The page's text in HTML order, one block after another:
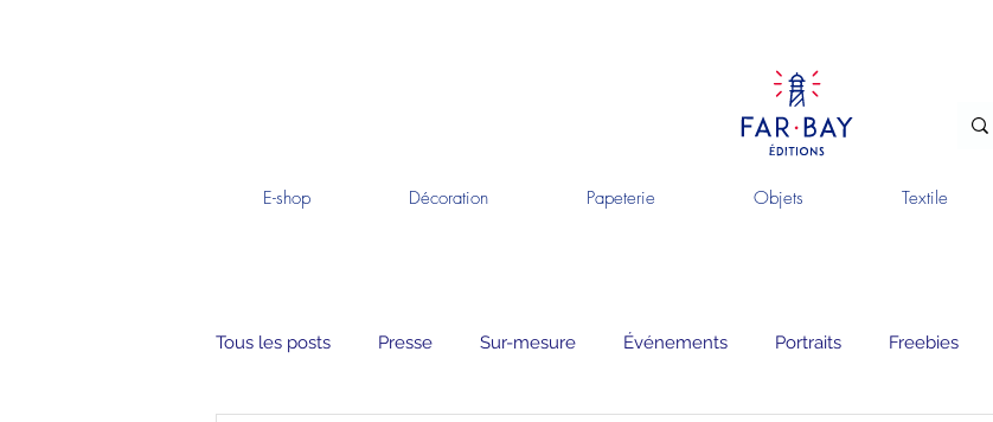
Tous les posts Presse Sur-mesure Événements Portraits Freebies
E-shop Décoration Papeterie Objets Textile